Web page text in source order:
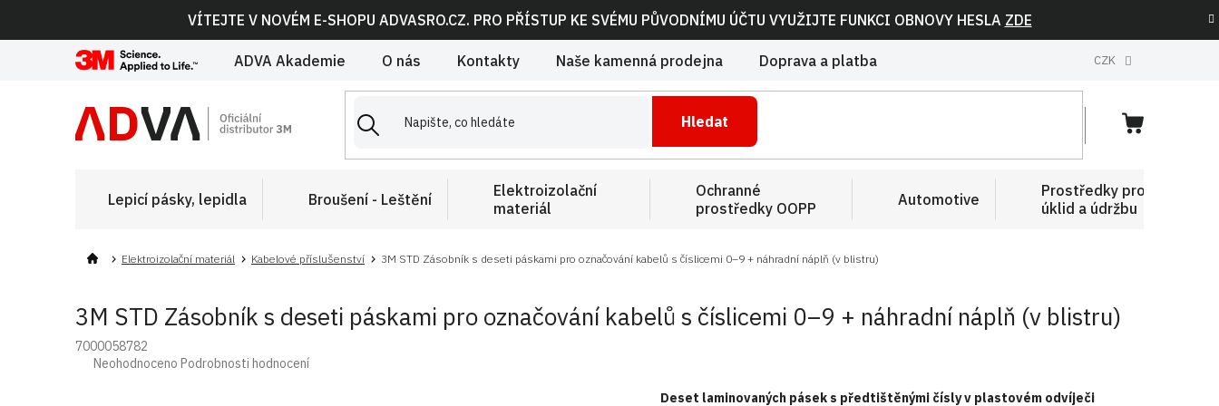
obsah
VÍTEJTE V NOVÉM E-SHOPU ADVASRO.CZ. PRO PŘÍSTUP KE SVÉMU PŮVODNÍMU ÚČTU VYUŽIJTE FUNKCI OBNOVY HESLA ZDE
ADVA Akademie O nás Kontakty Naše kamenná prodejna Doprava a platba CZK
Hledat
NÁKUPNÍ
Lepicí pásky, lepidla Broušení - Leštění
Elektroizolační
materiál
Ochranné
prostředky OOPP
Automotive
Prostředky pro
úklid a údržbu
Elektroizolační materiál Kabelové příslušenství 3M STD Zásobník s deseti páskami pro označování kabelů s číslicemi 0–9 + náhradní náplň (v blistru)
3M STD Zásobník s deseti páskami pro označování kabelů s číslicemi 0–9 + náhradní náplň (v blistru)
7000058782
Průměrné
Neohodnoceno Podrobnosti hodnocení
Deset laminovaných pásek s předtištěnými čísly v plastovém odvíječi